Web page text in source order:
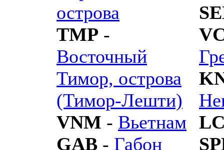
острова
TMP -
Восточный
Тимор, острова
(Тимор-Лешти)
VNM - Вьетнам
GAB - Габон